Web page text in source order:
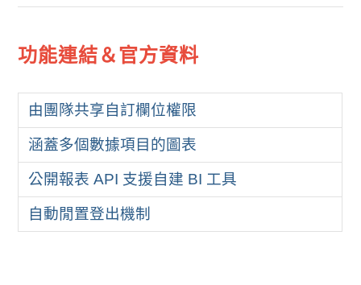
功能連結＆官方資料
由團隊共享自訂欄位權限
涵蓋多個數據項目的圖表
公開報表 API 支援自建 BI 工具
自動閒置登出機制